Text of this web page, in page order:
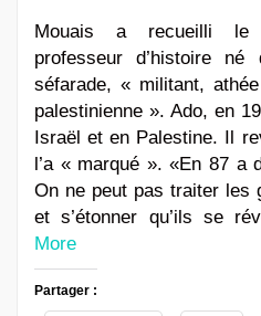
Mouais a recueilli le
professeur d’histoire
séfarade, « militant,
palestinienne ». Ado, en
Israël et en Palestine. Il
l’a « marqué ». «En 87 a
On ne peut pas traiter les
et s’étonner qu’ils se
More
Partager :